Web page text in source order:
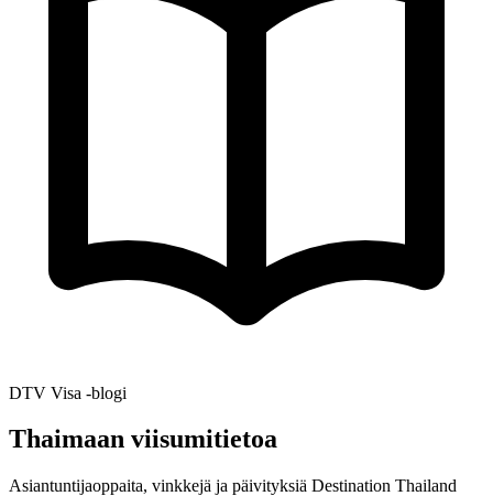
DTV Visa -blogi
Thaimaan viisumitietoa
Asiantuntijaoppaita, vinkkejä ja päivityksiä Destination Thailand